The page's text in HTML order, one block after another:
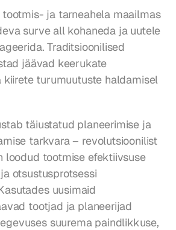
tootmis- ja tarneahela maailmas
surve all kohaneda ja uutele
Traditsioonilised
jäävad keerukate
kiirete turumuutuste haldamisel
täiustatud planeerimise ja
tarkvara – revolutsioonilist
loodud tootmise efektiivsuse
otsustusprotsessi
uusimaid
tootjad ja planeerijad
suurema paindlikkuse,